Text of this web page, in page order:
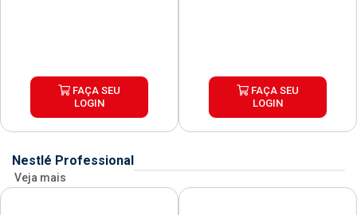
FAÇA SEU
LOGIN
FAÇA SEU
LOGIN
Nestlé Professional
Veja mais